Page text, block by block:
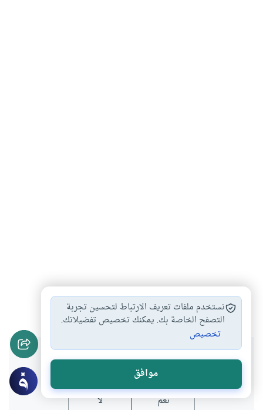
الاستشراق معرفة # دراسات
هل انتفعت بهذا المحتوى؟
نعم لا
نستخدم ملفات تعريف الارتباط لتحسين تجربة
التصفح الخاصة بك. يمكنك تخصيص تفضيلاتك.
تخصيص
موافق